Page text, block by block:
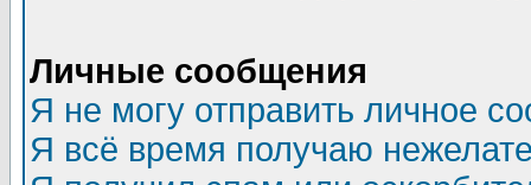
Личные сообщения
Я не могу отправить личное
Я всё время получаю